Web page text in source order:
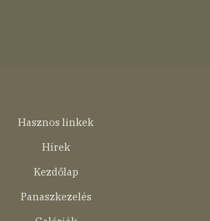
Hasznos linkek
Hírek
Kezdőlap
Panaszkezelés